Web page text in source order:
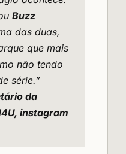
Buzz
das duas,
que mais
não tendo
série.”
da
, instagram